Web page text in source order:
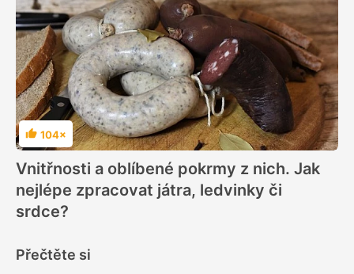
Hodnocení
104×
Vnitřnosti a oblíbené pokrmy z nich. Jak
nejlépe zpracovat játra, ledvinky či
srdce?
Přečtěte si